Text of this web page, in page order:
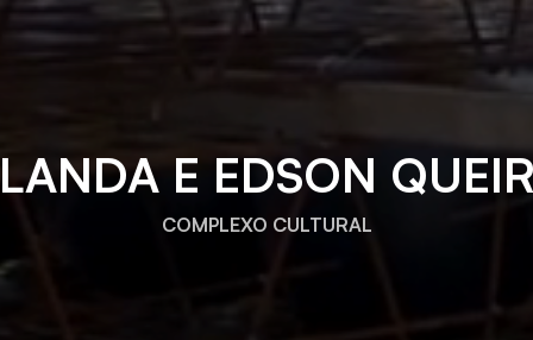
E EDSON
COMPLEXO CULTURAL